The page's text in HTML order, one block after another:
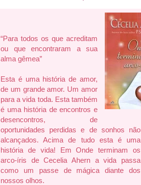
“Para todos os que acreditam
ou que encontraram a sua
alma gêmea”
Esta é uma história de amor,
de um grande amor. Um amor
para a vida toda. Esta também
é uma história de encontros e
desencontros, de
oportunidades perdidas e de sonhos não
alcançados. Acima de tudo esta é uma
história de vida! Em Onde terminam os
arco-íris de Cecelia Ahern a vida passa
como um passe de mágica diante dos
nossos olhos.